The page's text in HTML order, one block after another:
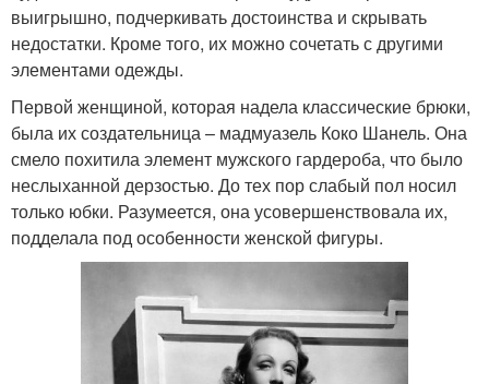
выигрышно, подчеркивать достоинства и скрывать
недостатки. Кроме того, их можно сочетать с другими
элементами одежды.
Первой женщиной, которая надела классические брюки,
была их создательница – мадмуазель Коко Шанель. Она
смело похитила элемент мужского гардероба, что было
неслыханной дерзостью. До тех пор слабый пол носил
только юбки. Разумеется, она усовершенствовала их,
подделала под особенности женской фигуры.